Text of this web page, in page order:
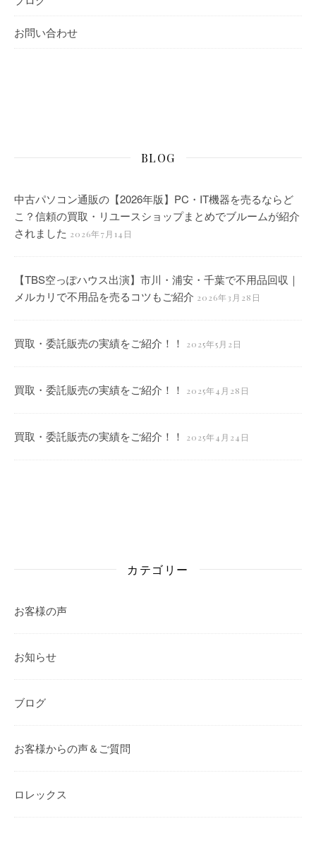
お問い合わせ
BLOG
中古パソコン通販の【2026年版】PC・IT機器を売るならど
こ？信頼の買取・リユースショップまとめでブルームが紹介
されました 2026年7月14日
【TBS空っぽハウス出演】市川・浦安・千葉で不用品回収｜
メルカリで不用品を売るコツもご紹介 2026年3月28日
買取・委託販売の実績をご紹介！！ 2025年5月2日
買取・委託販売の実績をご紹介！！ 2025年4月28日
買取・委託販売の実績をご紹介！！ 2025年4月24日
カテゴリー
お客様の声
お知らせ
ブログ
お客様からの声＆ご質問
ロレックス